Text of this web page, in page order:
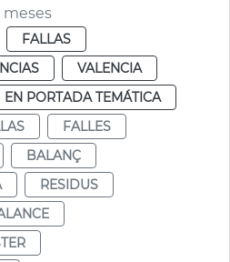
FALLAS
VALENCIA
EN PORTADA TEMÁTICA
FALLES
BALANÇ
RESIDUS